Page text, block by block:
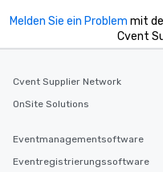
Melden Sie ein Problem mit
Cvent
Cvent Supplier Network
OnSite Solutions
Eventmanagementsoftware
Eventregistrierungssoftware